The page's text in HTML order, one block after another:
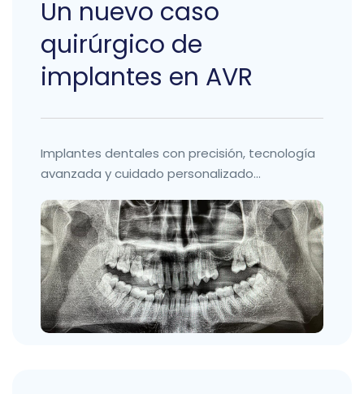
Un nuevo caso
quirúrgico de
implantes en AVR
Implantes dentales con precisión, tecnología
avanzada y cuidado personalizado...